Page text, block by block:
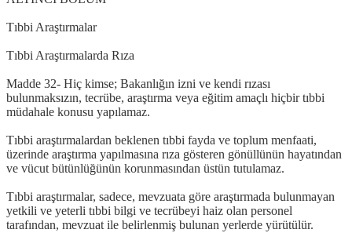
Tıbbi Araştırmalar
Tıbbi Araştırmalarda Rıza
Madde 32- Hiç kimse; Bakanlığın izni ve kendi rızası
bulunmaksızın, tecrübe, araştırma veya eğitim amaçlı hiçbir tıbbi
müdahale konusu yapılamaz.
Tıbbi araştırmalardan beklenen tıbbi fayda ve toplum menfaati,
üzerinde araştırma yapılmasına rıza gösteren gönüllünün hayatından
ve vücut bütünlüğünün korunmasından üstün tutulamaz.
Tıbbi araştırmalar, sadece, mevzuata göre araştırmada bulunmayan
yetkili ve yeterli tıbbi bilgi ve tecrübeyi haiz olan personel
tarafından, mevzuat ile belirlenmiş bulunan yerlerde yürütülür.